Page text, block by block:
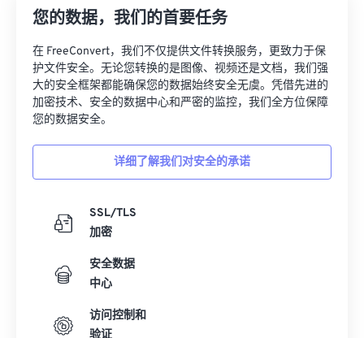
您的数据，我们的首要任务
在 FreeConvert，我们不仅提供文件转换服务，更致力于保
护文件安全。无论您转换的是图像、视频还是文档，我们强
大的安全框架都能确保您的数据始终安全无虞。凭借先进的
加密技术、安全的数据中心和严密的监控，我们全方位保障
您的数据安全。
详细了解我们对安全的承诺
SSL/TLS
加密
安全数据
中心
访问控制和
验证